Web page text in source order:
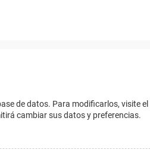
de datos. Para modificarlos, visite
cambiar sus datos y preferencias.